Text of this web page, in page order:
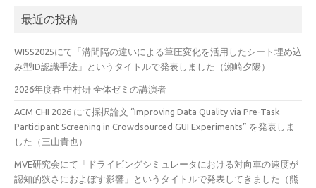
最近の投稿
WISS2025にて「溝間隔の違いによる筆圧変化を活用したシート埋め込
み型ID認識手法」というタイトルで発表しました（瀬崎夕陽）
2026年度春 中村研 全体ゼミの講演者
ACM CHI 2026 にて採択論文 “Improving Data Quality via Pre-Task
Participant Screening in Crowdsourced GUI Experiments” を発表しま
した（三山貴也）
MVE研究会にて「ドライビングシミュレータにおける対向車の速度が
認知的狭さにおよぼす影響」というタイトルで発表してきました（熊